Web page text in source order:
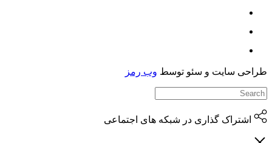
سایت و سئو توسطوب رمز
اشتراک گذاری در شبکه های اجتماعی